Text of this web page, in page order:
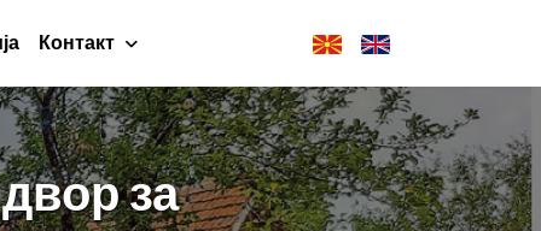
Контакт
за